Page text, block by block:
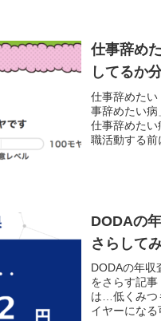
仕事辞め
してるか
仕事辞めた
事辞めたい病
仕事辞めた
職活動する前
DODAの
さらして
DODAの年収
をさらす記
は…低くみつ
イヤーになる